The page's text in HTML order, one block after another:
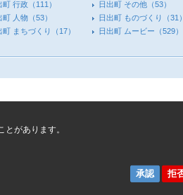
町 行政 （111） 日出町 その他 （53）
町 人物 （53） 日出町 ものづくり
（31）
町 まちづくり （17） 日出町 ムービー （529）
があります。